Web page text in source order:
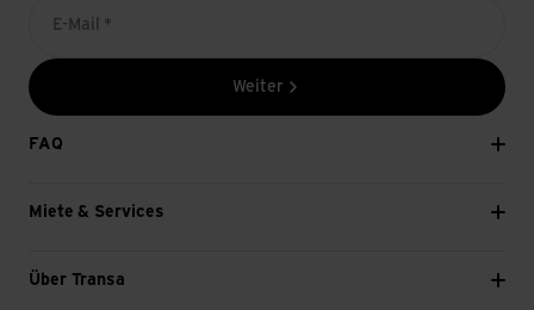
E-Mail *
Weiter
FAQ
Miete & Services
Über Transa